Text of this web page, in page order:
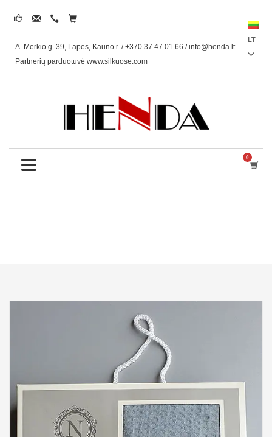
A. Merkio g. 39, Lapės, Kauno r. / +370 37 47 01 66 /info@henda.lt
Partnerių parduotuvė www.silkuose.com
LT